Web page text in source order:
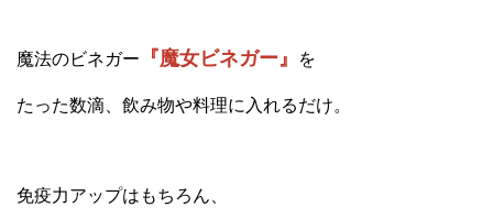
魔法のビネガー 『魔女ビネガー』 を
たった数滴、飲み物や料理に入れるだけ。
免疫力アップはもちろん、